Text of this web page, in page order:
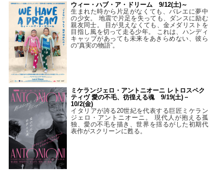
ウィー・ハブ・ア・ドリーム 9/12(土)～
生まれた時から片足がなくても、バレエに夢中
の少女。 地震で片足を失っても、ダンスに励む
親友同士。 目が見えなくても、金メダリストを
目指し風を切って走る少年。 これは、ハンディ
キャップがあっても未来をあきらめない、彼ら
の“真実の物語”。
ミケランジェロ・アントニオーニ レトロスペク
ティヴ 愛の不毛、彷徨える魂 9/19(土)－
10/2(金)
イタリアが誇る20世紀を代表する巨匠ミケラン
ジェロ・アントニオーニ。 現代人が抱える孤
独、愛の不毛を描き、世界を揺るがした初期代
表作がスクリーンに甦る。